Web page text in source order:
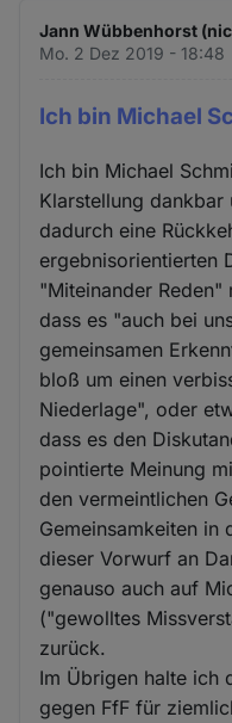
Jann Wübbenhorst
Mo. 2 Dez 2019 - 18:48
Ich bin Michael
Ich bin Michael
Klarstellung
dadurch eine
ergebnisorientierten
"Miteinander
dass es "auch bei
gemeinsamen
bloß um einen
Niederlage", oder
dass es den
pointierte Meinung
den vermeintlichen
Gemeinsamkeiten in
dieser Vorwurf an
genauso auch auf
("gewolltes
zurück.
Im Übrigen halte ich
gegen FfF für